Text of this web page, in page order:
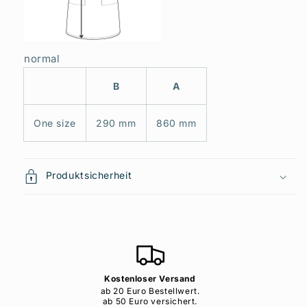
normal
B A
One size 290 mm 860 mm
Produktsicherheit
Kostenloser Versand
ab 20 Euro Bestellwert.
ab 50 Euro versichert.